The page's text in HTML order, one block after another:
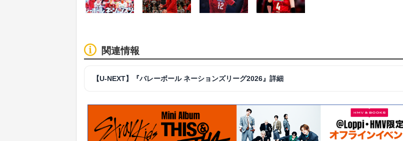
関連情報
【U-NEXT】『バレーボール ネーションズリーグ2026』詳細